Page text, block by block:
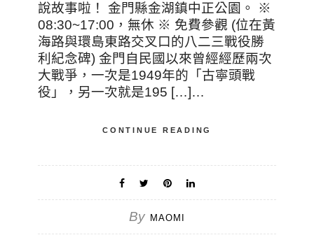
說故事啦！ 金門縣金湖鎮中正公園。 ※
08:30~17:00，無休 ※ 免費參觀 (位在黃
海路與環島東路交叉口的八二三戰役勝
利紀念碑) 金門自民國以來曾經經歷兩次
大戰爭，一次是1949年的「古寧頭戰
役」，另一次就是195 […]…
CONTINUE READING
By MAOMI